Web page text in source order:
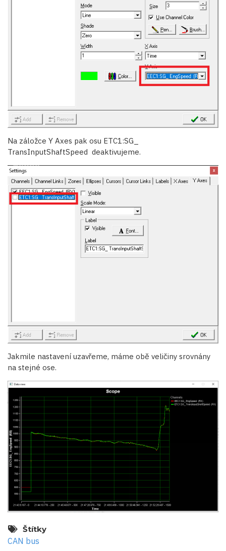
Na záložce Y Axes pak osu ETC1:SG_
TransInputShaftSpeed deaktivujeme.
Jakmile nastavení uzavřeme, máme obě veličiny srovnány
na stejné ose.
Štítky
CAN bus